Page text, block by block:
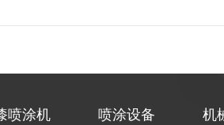
喷涂机 喷涂设备 机